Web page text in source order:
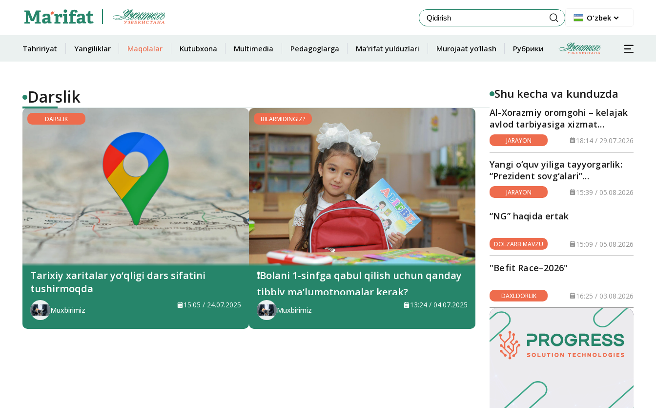
O'zbek
Tahririyat Yangiliklar Maqolalar Kutubxona Multimedia Pedagoglarga Ma’rifat yulduzlari Murojaat yo‘llash Рубрики
Darslik
DARSLIK
Tarixiy xaritalar yo‘qligi dars sifatini
tushirmoqda
Muxbirimiz
15:05 / 24.07.2025
BILARMIDINGIZ?
❗️Bolani 1-sinfga qabul qilish uchun qanday
tibbiy ma’lumotnomalar kerak?
Muxbirimiz
13:24 / 04.07.2025
Shu kecha va kunduzda
Al-Xorazmiy oromgohi – kelajak
avlod tarbiyasiga xizmat
qilayotgan maskan
JARAYON 18:14 / 29.07.2026
Yangi o‘quv yiliga tayyorgarlik:
“Prezident sovg‘alari”
hududlarga yetkazilmoqda
JARAYON 15:39 / 05.08.2026
“NG” haqida ertak
DOLZARB MAVZU 15:09 / 05.08.2026
"Befit Race–2026"
DAXLDORLIK 16:25 / 03.08.2026